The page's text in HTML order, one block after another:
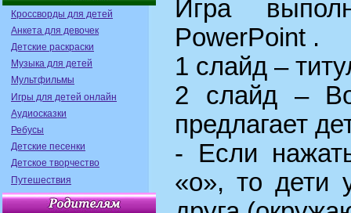
Кроссворды для детей
Анкета для девочек
Детские раскраски
Музыка для детей
Мультфильмы
Игры для детей онлайн
Аудиосказки
Ребусы
Детские песенки
Детское творчество
Путешествия
Игра
PowerPoint .
1 слайд –
2 слайд –
предлагает
- Если
«о», то дети